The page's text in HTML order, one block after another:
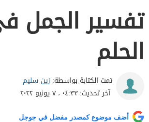
تفسير الجمل
الحلم
تمت الكتابة بواسطة: زين سليم
آخر تحديث:٠٤:٣٣ ، ٧ يونيو ٢٠٢٢
أضف موضوع كمصدر مفضل في جوجل